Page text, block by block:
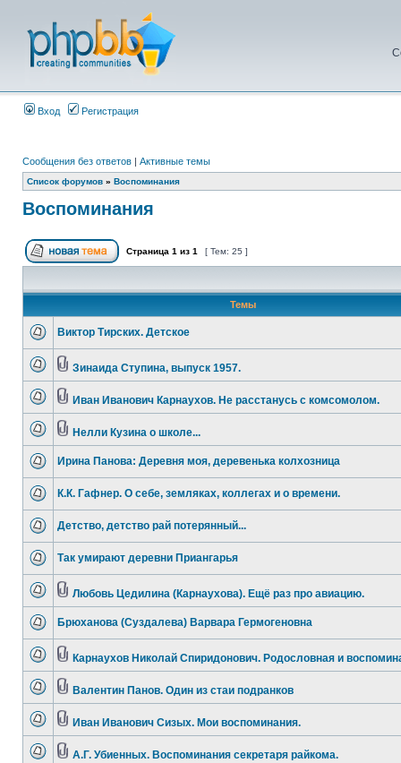
Вход Регистрация
Сообщения без ответов | Активные темы
Список форумов » Воспоминания
Воспоминания
Страница 1 из 1 [ Тем: 25 ]
Темы
Виктор Тирских. Детское
Зинаида Ступина, выпуск 1957.
Иван Иванович Карнаухов. Не расстанусь с комсомолом.
Нелли Кузина о школе...
Ирина Панова: Деревня моя, деревенька колхозница
К.К. Гафнер. О себе, земляках, коллегах и о времени.
Детство, детство рай потерянный...
Так умирают деревни Приангарья
Любовь Цедилина (Карнаухова). Ещё раз про авиацию.
Брюханова (Суздалева) Варвара Гермогеновна
Карнаухов Николай Спиридонович. Родословная и
Валентин Панов. Один из стаи подранков
Иван Иванович Сизых. Мои воспоминания.
А.Г. Убиенных. Воспоминания секретаря райкома.